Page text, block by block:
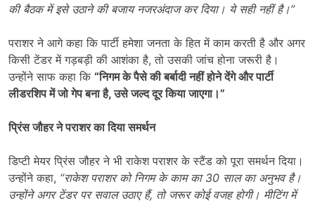
की बैठक में इसे उठाने की बजाय नजरअंदाज कर दिया। ये सही नहीं है।”
पराशर ने आगे कहा कि पार्टी हमेशा जनता के हित में काम करती है और अगर
किसी टेंडर में गड़बड़ी की आशंका है, तो उसकी जांच होना जरूरी है।
उन्होंने साफ कहा कि “निगम के पैसे की बर्बादी नहीं होने देंगे और पार्टी
लीडरशिप में जो गेप बना है,उसे जल्द दूर किया जाएगा।”
प्रिंस जौहर ने पराशर का दिया समर्थन
डिप्टी मेयर प्रिंस जौहर ने भी राकेश पराशर के स्टैंड को पूरा समर्थन दिया।
उन्होंने कहा, “राकेश पराशर को निगम के काम का 30 साल का अनुभव है।
उन्होंने अगर टेंडर पर सवाल उठाए हैं, तो जरूर कोई वजह होगी। मीटिंग में